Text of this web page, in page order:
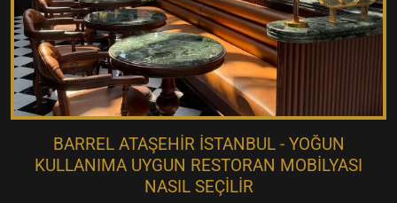
BARREL ATAŞEHIR İSTANBUL - YOĞUN
KULLANIMA UYGUN RESTORAN MOBILYASI
NASIL SEÇILIR